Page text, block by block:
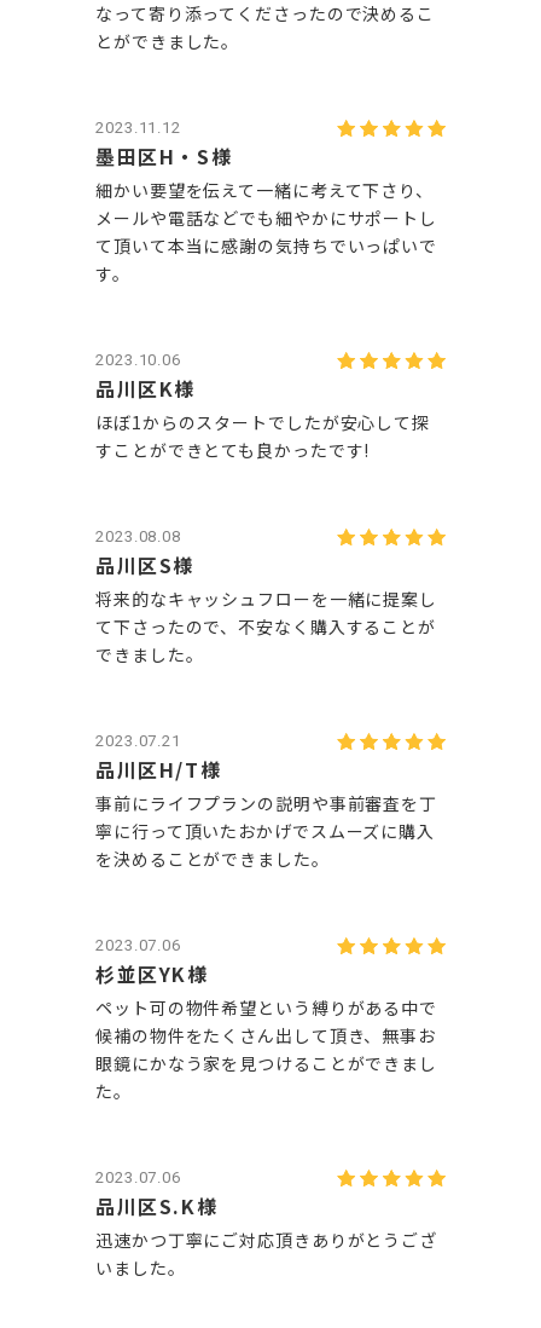
なって寄り添ってくださったので決めるこ
とができました。
2023.11.12
墨田区H・S様
細かい要望を伝えて一緒に考えて下さり、
メールや電話などでも細やかにサポートし
て頂いて本当に感謝の気持ちでいっぱいで
す。
2023.10.06
品川区K様
ほぼ1からのスタートでしたが安心して探
すことができとても良かったです!
2023.08.08
品川区S様
将来的なキャッシュフローを一緒に提案し
て下さったので、不安なく購入することが
できました。
2023.07.21
品川区H/T様
事前にライフプランの説明や事前審査を丁
寧に行って頂いたおかげでスムーズに購入
を決めることができました。
2023.07.06
杉並区YK様
ペット可の物件希望という縛りがある中で
候補の物件をたくさん出して頂き、無事お
眼鏡にかなう家を見つけることができまし
た。
2023.07.06
品川区S.K様
迅速かつ丁寧にご対応頂きありがとうござ
いました。